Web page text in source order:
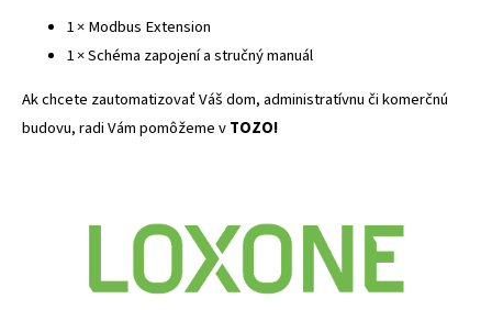
1 × Modbus Extension
1 × Schéma zapojení a stručný manuál
Ak chcete zautomatizovať Váš dom, administratívnu či komerčnú
budovu, radi Vám pomôžeme vTOZO!